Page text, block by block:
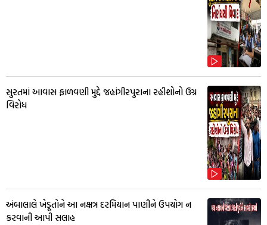
સુરતમાં આવાસ ફાળવણી મુદ્દે જહાંગીરપુરાના રહીશોનો ઉગ્ર
વિરોધ
અંબાલાલે ખેડૂતોને આ નક્ષત્ર દરમિયાન પાણીને ઉપયોગ ન
કરવાની આપી સલાહ